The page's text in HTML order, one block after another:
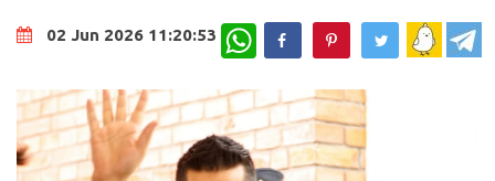
02 Jun 2026 11:20:53 WhatsApp